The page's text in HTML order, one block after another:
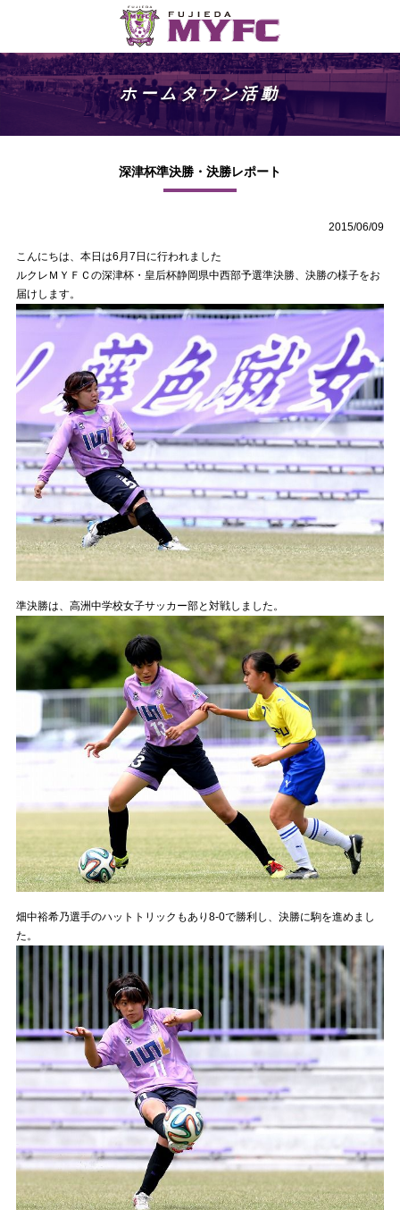
ホームタウン活動
深津杯準決勝・決勝レポート
2015/06/09
こんにちは、本日は6月7日に行われました
ルクレＭＹＦＣの深津杯・皇后杯静岡県中西部予選準決勝、決勝の様子をお
届けします。
準決勝は、高洲中学校女子サッカー部と対戦しました。
畑中裕希乃選手のハットトリックもあり8-0で勝利し、決勝に駒を進めまし
た。